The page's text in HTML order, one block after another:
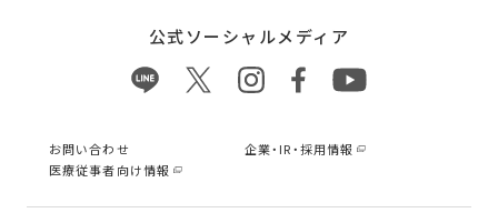
公式ソーシャルメディア
お問い合わせ
企業・IR・採用情報
医療従事者向け情報